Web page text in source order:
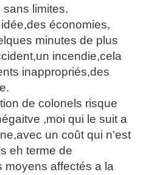
limites.
économies,
minutes de plus
incendie,cela
inappropriés,des
de colonels risque
,moi qui le suit a
un coût qui n'est
eh terme de
moyens affectés a la